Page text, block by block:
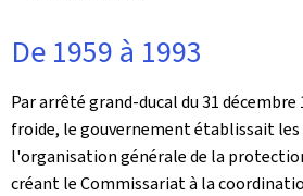
De 1959 à 1993
Par arrêté grand-ducal du 31 décembre
froide, le gouvernement établissait
l'organisation générale de la
créant le Commissariat à la